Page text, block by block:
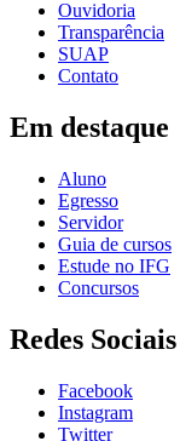
Ouvidoria
Transparência
SUAP
Contato
Em destaque
Aluno
Egresso
Servidor
Guia de cursos
Estude no IFG
Concursos
Redes Sociais
Facebook
Instagram
Twitter